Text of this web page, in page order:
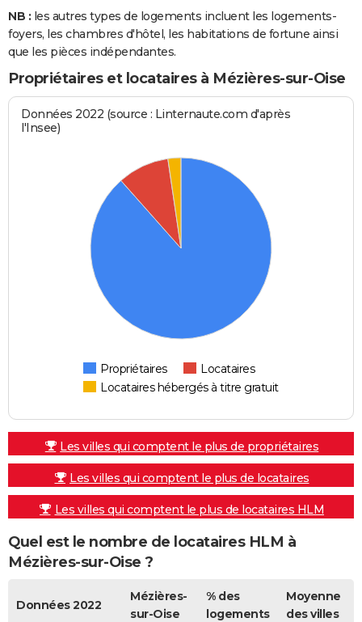
NB : les autres types de logements incluent les logements-
foyers, les chambres d'hôtel, les habitations de fortune ainsi
que les pièces indépendantes.
Propriétaires et locataires à Mézières-sur-Oise
Données 2022 (source : Linternaute.com d'après
l'Insee)
Propriétaires
Locataires
Locataires hébergés à titre gratuit
Les villes qui comptent le plus de propriétaires
Les villes qui comptent le plus de locataires
Les villes qui comptent le plus de locataires HLM
Quel est le nombre de locataires HLM à
Mézières-sur-Oise ?
Données 2022
Mézières-
sur-Oise
% des
logements
Moyenne
des villes